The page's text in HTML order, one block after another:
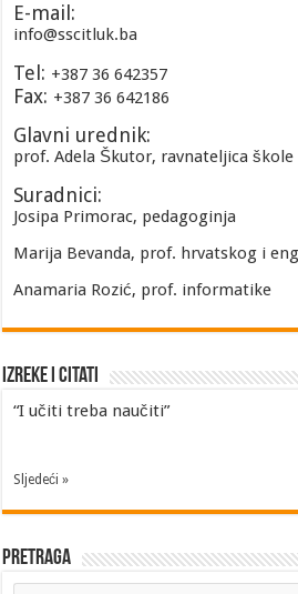
E-mail:
info@sscitluk.ba
Tel: +387 36 642357
Fax: +387 36 642186
Glavni urednik:
prof. Adela Škutor, ravnateljica škole
Suradnici:
Josipa Primorac, pedagoginja
Marija Bevanda, prof. hrvatskog i
Anamaria Rozić, prof. informatike
Izreke i Citati
“I učiti treba naučiti”
Sljedeći »
Pretraga